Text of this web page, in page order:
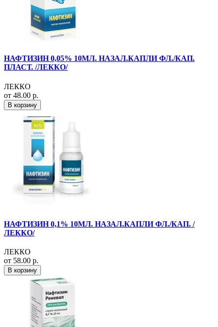
НАФТИЗИН 0,05% 10МЛ. НАЗАЛ.КАПЛИ ФЛ./КАП.
ПЛАСТ. /ЛЕККО/
ЛЕККО
от 48.00 р.
В корзину
НАФТИЗИН 0,1% 10МЛ. НАЗАЛ.КАПЛИ ФЛ./КАП. /
ЛЕККО/
ЛЕККО
от 58.00 р.
В корзину